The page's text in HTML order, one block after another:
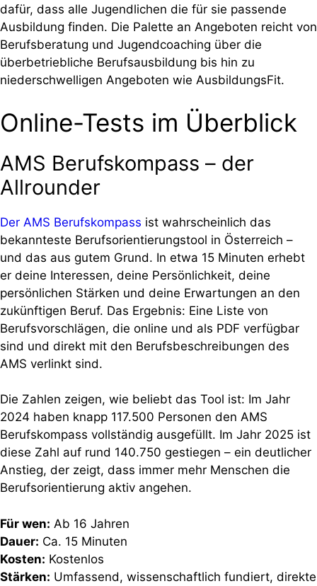
dafür, dass alle Jugendlichen die für sie passende
Ausbildung finden. Die Palette an Angeboten reicht von
Berufsberatung und Jugendcoaching über die
überbetriebliche Berufsausbildung bis hin zu
niederschwelligen Angeboten wie AusbildungsFit.
Online-Tests im Überblick
AMS Berufskompass – der
Allrounder
Der AMS Berufskompass ist wahrscheinlich das
bekannteste Berufsorientierungstool in Österreich –
und das aus gutem Grund. In etwa 15 Minuten erhebt
er deine Interessen, deine Persönlichkeit, deine
persönlichen Stärken und deine Erwartungen an den
zukünftigen Beruf. Das Ergebnis: Eine Liste von
Berufsvorschlägen, die online und als PDF verfügbar
sind und direkt mit den Berufsbeschreibungen des
AMS verlinkt sind.
Die Zahlen zeigen, wie beliebt das Tool ist: Im Jahr
2024 haben knapp 117.500 Personen den AMS
Berufskompass vollständig ausgefüllt. Im Jahr 2025 ist
diese Zahl auf rund 140.750 gestiegen – ein deutlicher
Anstieg, der zeigt, dass immer mehr Menschen die
Berufsorientierung aktiv angehen.
Für wen: Ab 16 Jahren
Dauer: Ca. 15 Minuten
Kosten: Kostenlos
Stärken: Umfassend, wissenschaftlich fundiert, direkte